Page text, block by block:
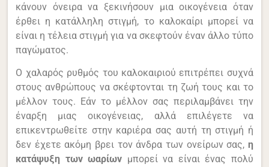
κάνουν όνειρα να ξεκινήσουν μια οικογένεια όταν
έρθει η κατάλληλη στιγμή, το καλοκαίρι μπορεί να
είναι η τέλεια στιγμή για να σκεφτούν έναν άλλο τύπο
παγώματος.
Ο χαλαρός ρυθμός του καλοκαιριού επιτρέπει συχνά
στους ανθρώπους να σκέφτονται τη ζωή τους και το
μέλλον τους. Εάν το μέλλον σας περιλαμβάνει την
έναρξη μιας οικογένειας, αλλά επιλέγετε να
επικεντρωθείτε στην καριέρα σας αυτή τη στιγμή ή
δεν έχετε ακόμη βρει τον άνδρα των ονείρων σας, η
κατάψυξη των ωαρίων μπορεί να είναι ένας πολύ